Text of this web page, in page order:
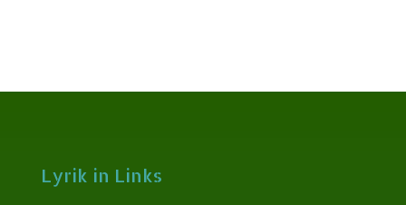
Lyrik in Links